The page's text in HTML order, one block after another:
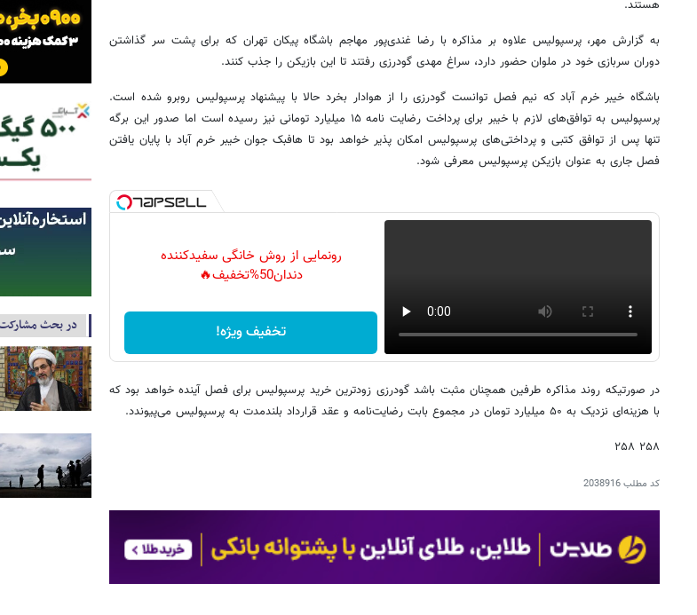
هستند.
به گزارش مهر، پرسپولیس علاوه بر مذاکره با رضا غندی‌پور مهاجم باشگاه پیکان تهران که برای پشت سر گذاشتن
دوران سربازی خود در ملوان حضور دارد، سراغ مهدی گودرزی رفتند تا این بازیکن را جذب کنند.
باشگاه خیبر خرم آباد که نیم فصل توانست گودرزی را از هوادار بخرد حالا با پیشنهاد پرسپولیس روبرو شده است.
پرسپولیس به توافق‌های لازم با خیبر برای پرداخت رضایت نامه ۱۵ میلیارد تومانی نیز رسیده است اما صدور این برگه
تنها پس از توافق کتبی و پرداختی‌های پرسپولیس امکان پذیر خواهد بود تا هافبک جوان خیبر خرم آباد با پایان یافتن
فصل جاری به عنوان بازیکن پرسپولیس معرفی شود.
رونمایی از روش خانگی سفیدکننده
دندان50%تخفیف🔥
تخفیف ویژه!
در صورتیکه روند مذاکره طرفین همچنان مثبت باشد گودرزی زودترین خرید پرسپولیس برای فصل آینده خواهد بود که
با هزینه‌ای نزدیک به ۵۰ میلیارد تومان در مجموع بابت رضایت‌نامه و عقد قرارداد بلندمدت به پرسپولیس می‌پیوندد.
۲۵۸ ۲۵۸
کد مطلب2038916
در بحث